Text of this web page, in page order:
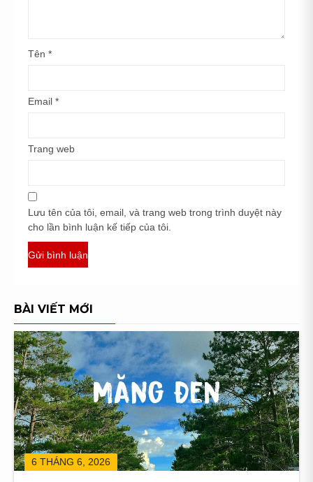
Tên *
Email *
Trang web
Lưu tên của tôi, email, và trang web trong trình duyệt này
cho lần bình luận kế tiếp của tôi.
BÀI VIẾT MỚI
6 THÁNG 6, 2026